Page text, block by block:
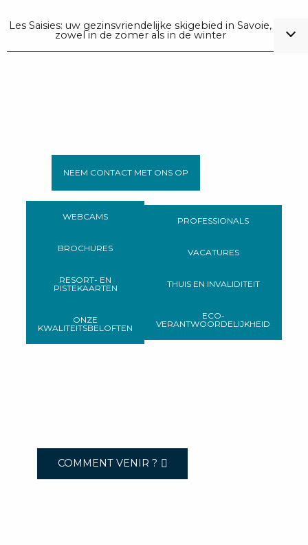
Les Saisies: uw gezinsvriendelijke skigebied in Savoie,
zowel in de zomer als in de winter
NEEM CONTACT MET ONS OP
WEBCAMS
BROCHURES
RESORT- EN
PISTEKAARTEN
ONZE
KWALITEITSBELOFTEN
PROFESSIONALS
VACATURES
THUIS EN INVALIDITEIT
ECO-
VERANTWOORDELIJKHEID
COMMENT VENIR ?